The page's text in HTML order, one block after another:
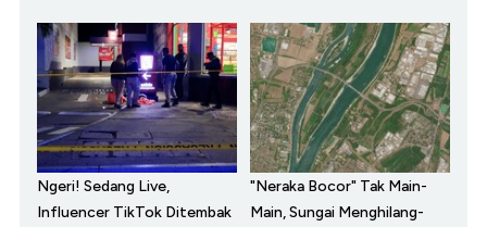
Ngeri! Sedang Live,
Influencer TikTok Ditembak
"Neraka Bocor" Tak Main-
Main, Sungai Menghilang-